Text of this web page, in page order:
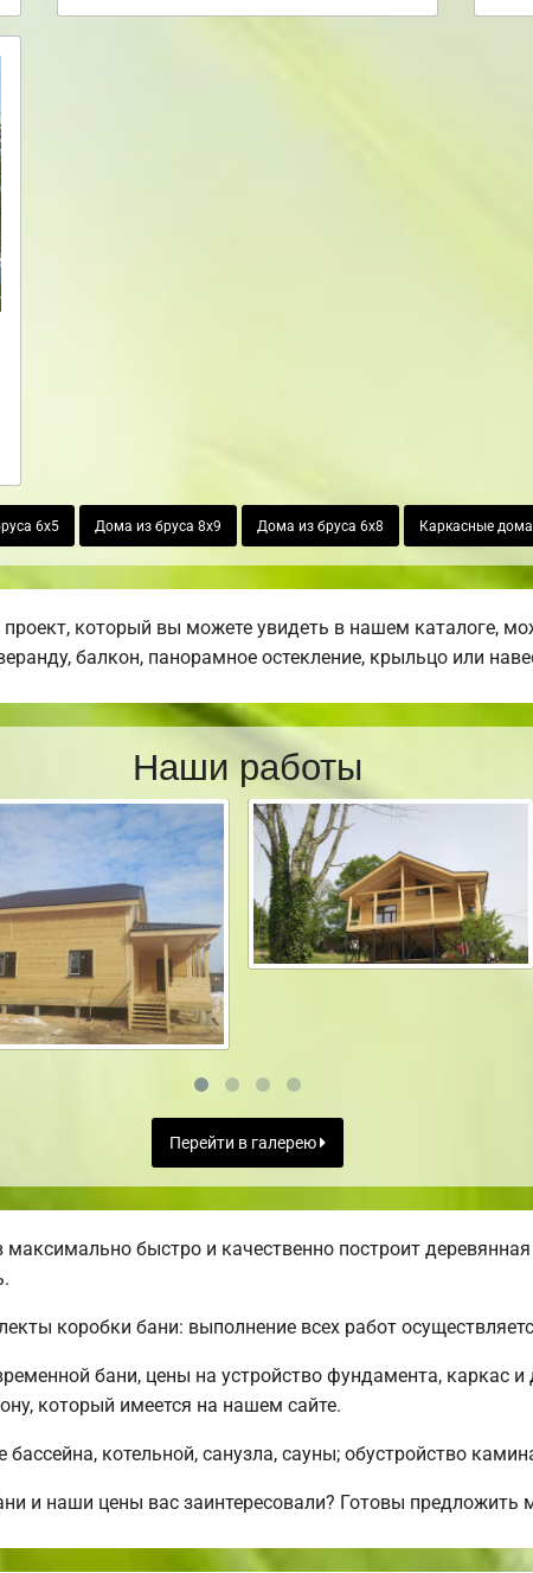
6х5 Дома из бруса 8х9 Дома из бруса 6х8 Каркасные
который вы можете увидеть в нашем каталоге,
балкон, панорамное остекление, крыльцо или
Наши работы
Перейти в галерею
быстро и качественно построит
коробки бани: выполнение всех работ
бани, цены на устройство фундамента, каркас
который имеется на нашем сайте.
котельной, санузла, сауны; обустройство
и наши цены вас заинтересовали? Готовы предложить